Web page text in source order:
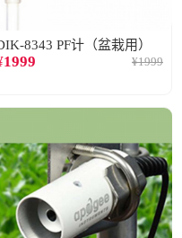
8343 PF计（盆栽用）
1999 ¥1999